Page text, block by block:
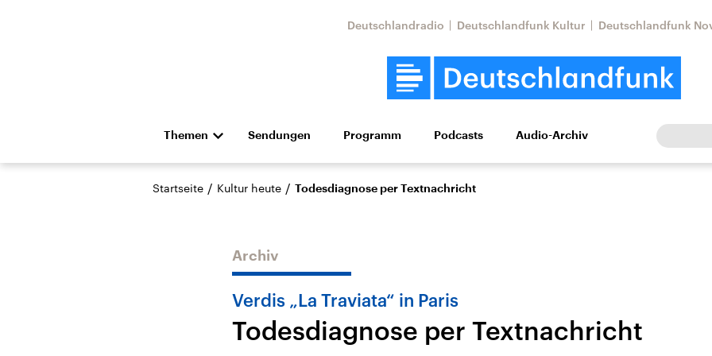
Deutschlandradio Deutschlandfunk Kultur Deutschlandfunk
Themen
Die Nachrichten Politik Wirtschaft Wissen Kultur Europa
Hörspiel und Feature Musik
Landtagswahl Sachsen-
USA
Aktuelle Beiträge,
Nahostkonflikt
Iran
Sendungen Programm Podcasts Audio-Archiv
Startseite / Kultur heute / Todesdiagnose per Textnachricht
Archiv
Verdis „La Traviata“ in Paris
Todesdiagnose per Textnachricht